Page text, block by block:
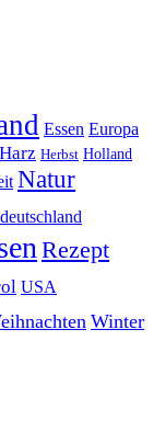
Essen Europa
Harz Herbst Holland
Natur
Rezept
USA
Winter